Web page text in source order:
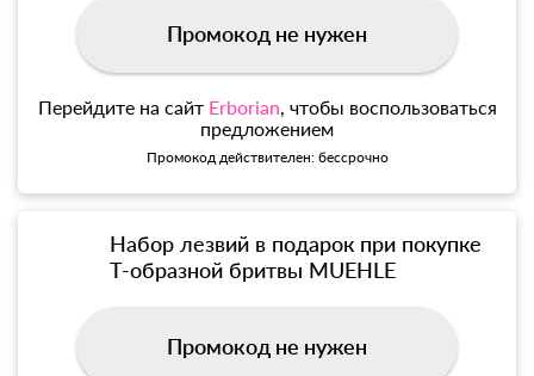
Промокод не нужен
Перейдите на сайт Erborian, чтобы воспользоваться
предложением
Промокод действителен: бессрочно
Набор лезвий в подарок при покупке
Т-образной бритвы MUEHLE
Промокод не нужен